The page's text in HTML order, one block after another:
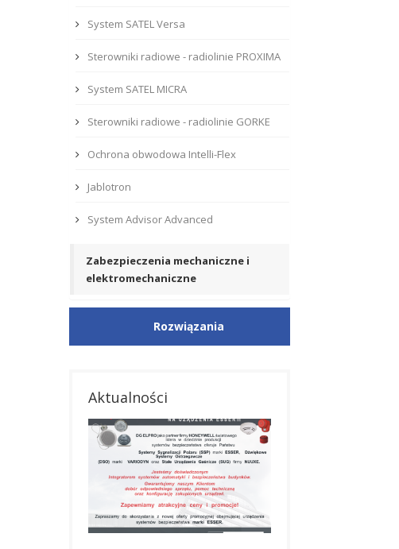
System SATEL Versa
Sterowniki radiowe - radiolinie PROXIMA
System SATEL MICRA
Sterowniki radiowe - radiolinie GORKE
Ochrona obwodowa Intelli-Flex
Jablotron
System Advisor Advanced
Zabezpieczenia mechaniczne i
elektromechaniczne
Rozwiązania
Aktualności